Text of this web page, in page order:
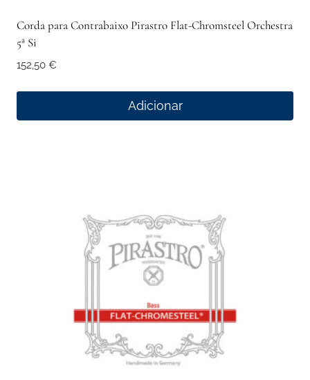
Corda para Contrabaixo Pirastro Flat-Chromsteel Orchestra
5ª Si
152,50 €
Adicionar